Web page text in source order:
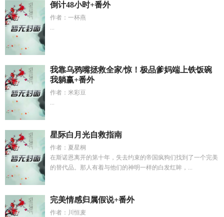
倒计48小时+番外
作者：一杯燕
...
我靠乌鸦嘴拯救全家/惊！极品爹妈端上铁饭碗
我躺赢+番外
作者：米彩豆
...
星际白月光自救指南
作者：夏星桐
在斯诺恩离开的第十年，失去约束的帝国疯狗们找到了一个完美
的替代品。那人有着与他们的神明一样的白发红眸，...
完美情感归属假说+番外
作者：川恒麦